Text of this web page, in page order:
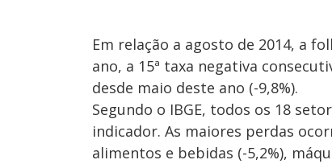
Em relação a agosto de 2014, a
ano, a 15ª taxa negativa
desde maio deste ano (-9,8%).
Segundo o IBGE, todos os 18
indicador. As maiores perdas
alimentos e bebidas (-5,2%),